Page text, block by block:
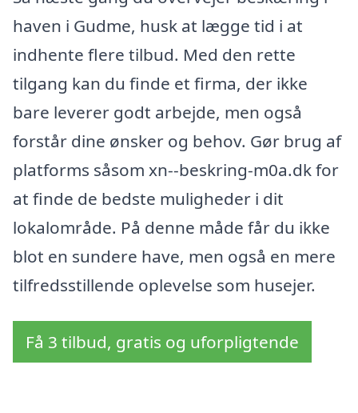
haven i Gudme, husk at lægge tid i at
indhente flere tilbud. Med den rette
tilgang kan du finde et firma, der ikke
bare leverer godt arbejde, men også
forstår dine ønsker og behov. Gør brug af
platforms såsom xn--beskring-m0a.dk for
at finde de bedste muligheder i dit
lokalområde. På denne måde får du ikke
blot en sundere have, men også en mere
tilfredsstillende oplevelse som husejer.
Få 3 tilbud, gratis og uforpligtende